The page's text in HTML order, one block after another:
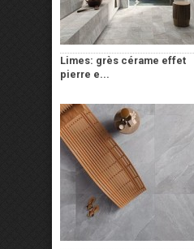
Limes: grès cérame effet
pierre e...